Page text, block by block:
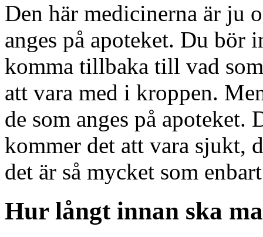
Den här medicinerna är ju
anges på apoteket. Du bör
komma tillbaka till vad
att vara med i kroppen.
de som anges på apoteket.
kommer det att vara sjukt,
det är så mycket som
Hur långt innan ska